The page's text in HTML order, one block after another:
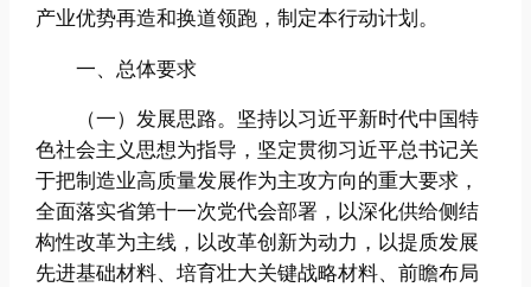
产业优势再造和换道领跑，制定本行动计划。
一、总体要求
（一）发展思路。坚持以习近平新时代中国特
色社会主义思想为指导，坚定贯彻习近平总书记关
于把制造业高质量发展作为主攻方向的重大要求，
全面落实省第十一次党代会部署，以深化供给侧结
构性改革为主线，以改革创新为动力，以提质发展
先进基础材料、培育壮大关键战略材料、前瞻布局